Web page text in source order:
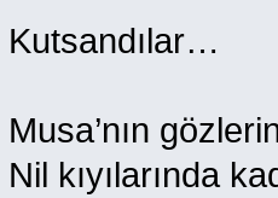
Kutsandılar…
Musa’nın
Nil kıyılarında